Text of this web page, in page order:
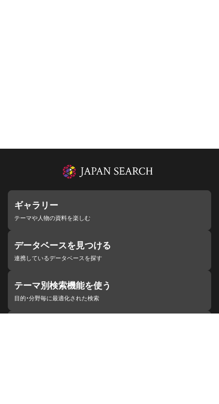
ギャラリー
テーマや人物の資料を楽しむ
データベースを見つける
連携しているデータベースを探す
テーマ別検索機能を使う
目的・分野毎に最適化された検索